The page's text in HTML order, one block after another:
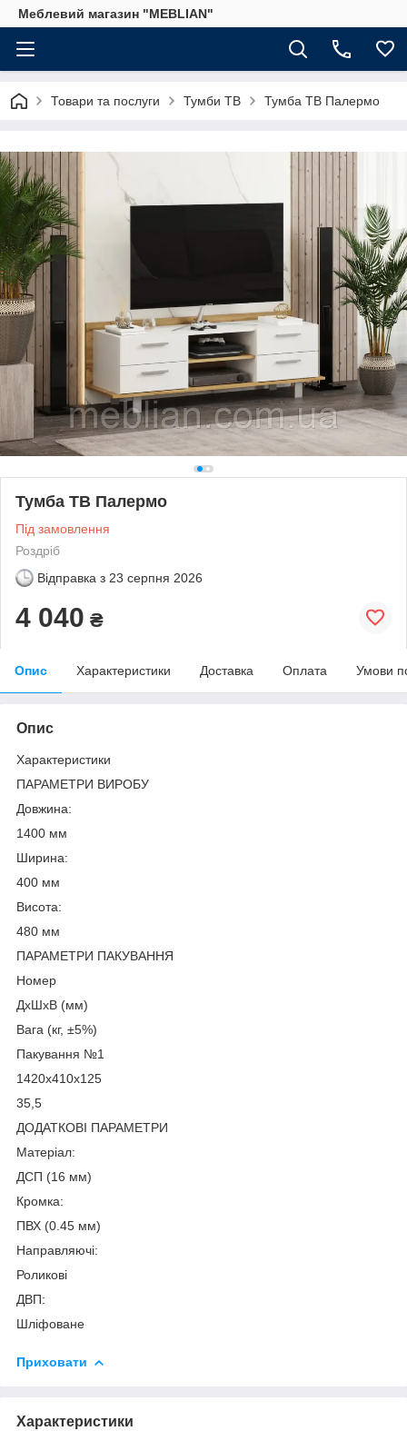
Меблевий магазин "MEBLIAN"
Товари та послуги Тумби ТВ Тумба ТВ Палермо
Тумба ТВ Палермо
Під замовлення
Роздріб
Відправка з 23 серпня 2026
4 040 ₴
Опис Характеристики Доставка Оплата Умови
Опис
Характеристики
ПАРАМЕТРИ ВИРОБУ
Довжина:
1400 мм
Ширина:
400 мм
Висота:
480 мм
ПАРАМЕТРИ ПАКУВАННЯ
Номер
ДхШхВ (мм)
Вага (кг, ±5%)
Пакування №1
1420х410х125
35,5
ДОДАТКОВІ ПАРАМЕТРИ
Матеріал:
ДСП (16 мм)
Кромка:
ПВХ (0.45 мм)
Направляючі:
Роликові
ДВП:
Шліфоване
Приховати
Характеристики